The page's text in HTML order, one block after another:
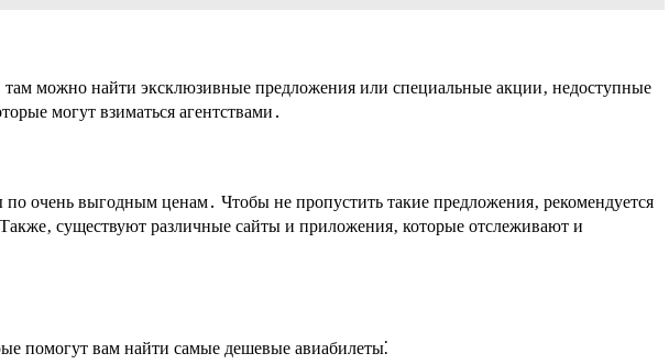
можно найти эксклюзивные предложения или специальные акции‚ недоступные
могут взиматься агентствами․
очень выгодным ценам․ Чтобы не пропустить такие предложения‚ рекомендуется
существуют различные сайты и приложения‚ которые отслеживают и
помогут вам найти самые дешевые авиабилеты⁚